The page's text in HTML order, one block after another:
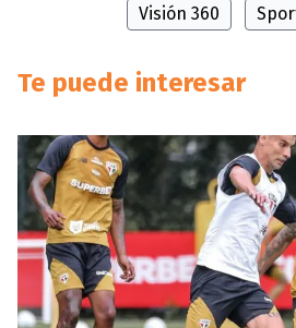
Visión 360
Te puede interesar